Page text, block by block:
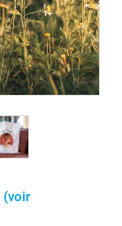
(voir